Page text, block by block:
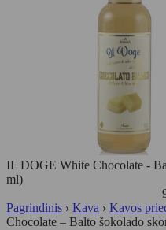
IL DOGE White Chocolate -
ml)
Pagrindinis › Kava › Kavos
Chocolate – Balto šokolado